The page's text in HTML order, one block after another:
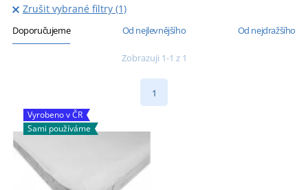
Zrušit vybrané filtry (1)
Doporučujeme Od nejlevnějšího Od nejdražšího
Zobrazuji 1-1 z 1
1
Vyrobeno v ČR
Sami používáme